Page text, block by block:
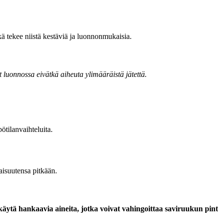
tekee niistä kestäviä ja luonnonmukaisia.
eivätkä aiheuta ylimääräistä jätettä.
pitkään.
hankaavia aineita, jotka voivat vahingoittaa saviruukun